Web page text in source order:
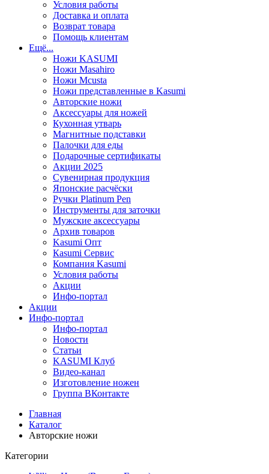
Условия работы
Доставка и оплата
Возврат товара
Помощь клиентам
Ещё...
Ножи KASUMI
Ножи Masahiro
Ножи Mcusta
Ножи представленные в Kasumi
Авторские ножи
Аксессуары для ножей
Кухонная утварь
Магнитные подставки
Палочки для еды
Подарочные сертификаты
Акции 2025
Сувенирная продукция
Японские расчёски
Ручки Platinum Pen
Инструменты для заточки
Мужские аксессуары
Архив товаров
Kasumi Опт
Кasumi Сервис
Компания Kasumi
Условия работы
Акции
Инфо-портал
Акции
Инфо-портал
Инфо-портал
Новости
Статьи
KASUMI Клуб
Видео-канал
Изготовление ножен
Группа ВКонтакте
Главная
Каталог
Авторские ножи
Категории